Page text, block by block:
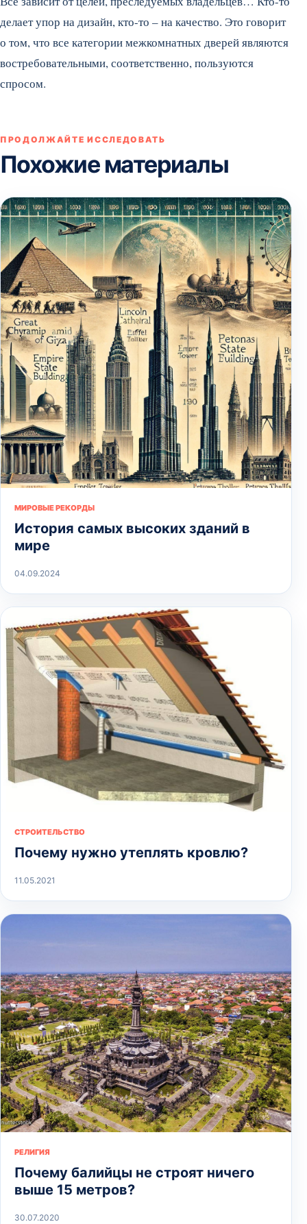
делает упор на дизайн, кто-то – на качество. Это говорит
о том, что все категории межкомнатных дверей являются
востребовательными, соответственно, пользуются
спросом.
ПРОДОЛЖАЙТЕ ИССЛЕДОВАТЬ
Похожие материалы
МИРОВЫЕ РЕКОРДЫ
История самых высоких зданий в
мире
04.09.2024
СТРОИТЕЛЬСТВО
Почему нужно утеплять кровлю?
11.05.2021
РЕЛИГИЯ
Почему балийцы не строят ничего
выше 15 метров?
30.07.2020